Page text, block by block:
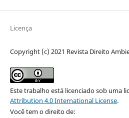
Licença
Copyright (c) 2021 Revista Direito
Este trabalho está licenciado sob uma
Attribution 4.0 International License.
Você tem o direito de: